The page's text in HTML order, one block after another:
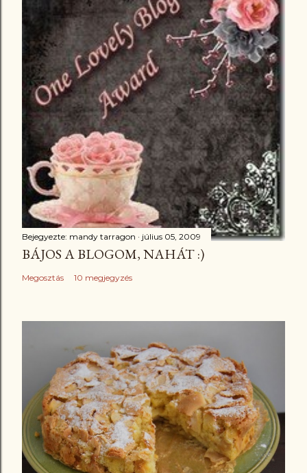
Bejegyezte: mandy tarragon július 05, 2009
BÁJOS A BLOGOM, NAHÁT :)
Megosztás 10 megjegyzés